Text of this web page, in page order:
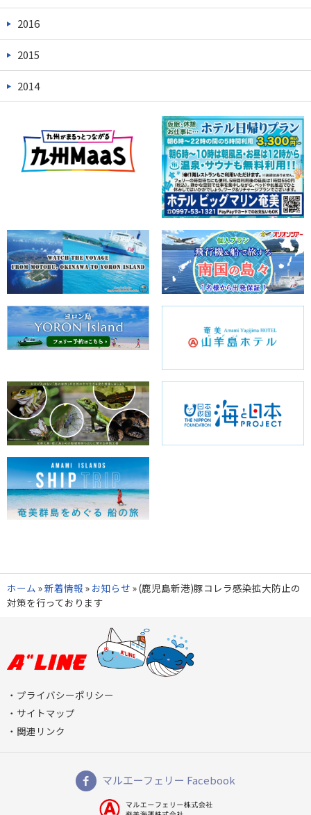
2016
2015
2014
ホーム »新着情報 » お知らせ »(鹿児島新港)豚コレラ感染拡大防止の
対策を行っております
プライバシーポリシー
サイトマップ
関連リンク
マルエーフェリー Facebook